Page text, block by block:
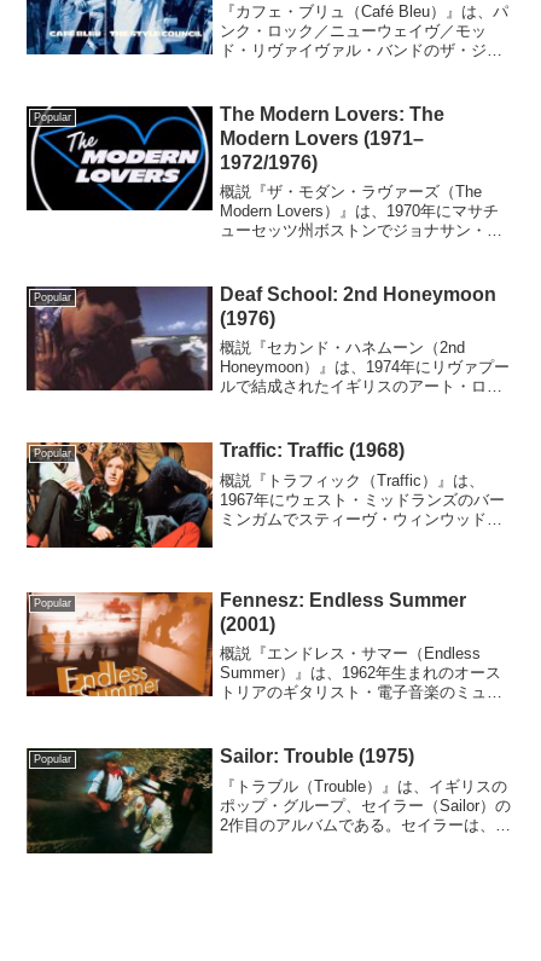
『カフェ・ブリュ（Café Bleu）』は、パ
ンク・ロック／ニューウェイヴ／モッ
ド・リヴァイヴァル・バンドのザ・ジャ
ズ・ミッドナイト・ランナーズ（D...
Popular
The Modern Lovers: The
Modern Lovers (1971–
1972/1976)
概説『ザ・モダン・ラヴァーズ（The
Modern Lovers）』は、1970年にマサチ
ューセッツ州ボストンでジョナサン・リ
ザ・モダン・ラヴァーズ（T...
Popular
Deaf School: 2nd Honeymoon
(1976)
概説『セカンド・ハネムーン（2nd
Honeymoon）』は、1974年にリヴァプー
ルで結成されたイギリスのアート・ロッ
ルバムである。制作の背景デフ・スク
Popular Traffic: Traffic (1968)
概説『トラフィック（Traffic）』は、
1967年にウェスト・ミッドランズのバー
ミンガムでスティーヴ・ウィンウッド
Popular
Fennesz: Endless Summer
(2001)
概説『エンドレス・サマー（Endless
Summer）』は、1962年生まれのオース
トリアのギタリスト・電子音楽のミュー
ジオ録音アルバムである。制作の背景...
Popular Sailor: Trouble (1975)
『トラブル（Trouble）』は、イギリスの
ポップ・グループ、セイラー（Sailor）の
2作目のアルバムである。セイラーは、